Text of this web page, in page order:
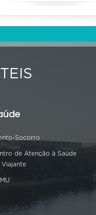
Socorro
de Atenção à Saúde
Viajante